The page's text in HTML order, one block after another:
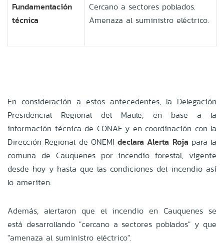
Fundamentación
técnica
Cercano a sectores poblados.
Amenaza al suministro eléctrico.
En consideración a estos antecedentes, la Delegación
Presidencial Regional del Maule, en base a la
información técnica de CONAF y en coordinación con la
Dirección Regional de ONEMI declara Alerta Roja para la
comuna de Cauquenes por incendio forestal, vigente
desde hoy y hasta que las condiciones del incendio así
lo ameriten.
Además, alertaron que el incendio en Cauquenes se
está desarrollando "cercano a sectores poblados" y que
"amenaza al suministro eléctrico".